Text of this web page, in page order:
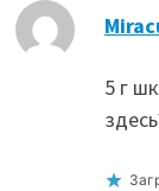
5 г